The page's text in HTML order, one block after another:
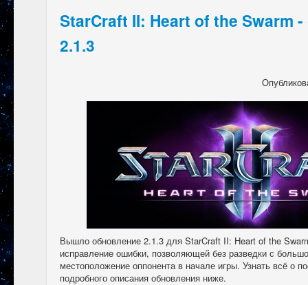
StarCraft II: Heart of the Swarm
2.1.3
Вышло обновление 2.1.3 для StarCraft II: Heart of the
исправление ошибки, позволяющей без разведки с
местоположение оппонента в начале игры. Узнать всё о
подробного описания обновления ниже.